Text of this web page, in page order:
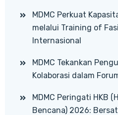
MDMC Perkuat
melalui Training of
Internasional
MDMC Tekankan
Kolaborasi dalam
MDMC Peringati HKB
Bencana) 2026: